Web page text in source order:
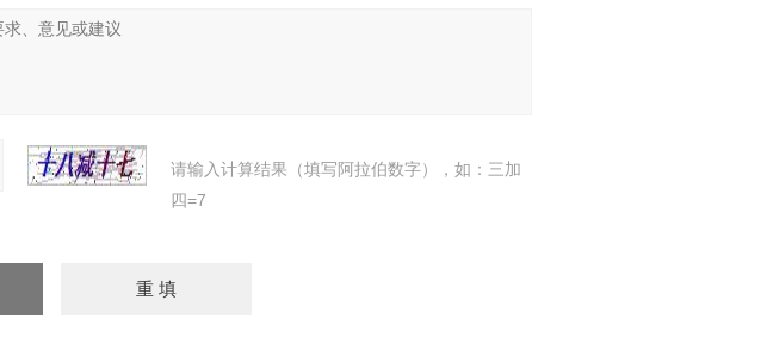
请输入计算结果（填写阿拉伯数字），如：三加
四=7